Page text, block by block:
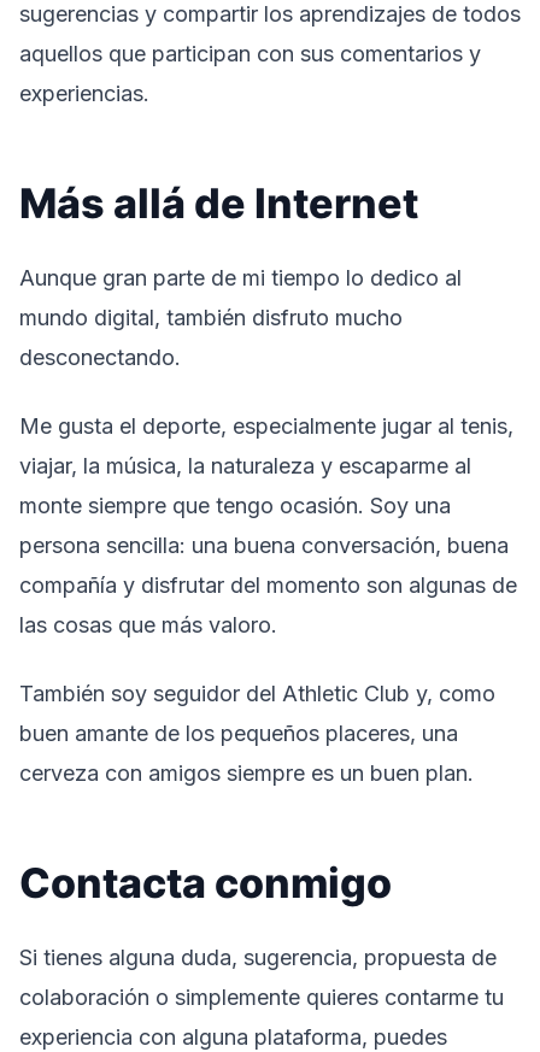
sugerencias y compartir los aprendizajes de todos
aquellos que participan con sus comentarios y
experiencias.
Más allá de Internet
Aunque gran parte de mi tiempo lo dedico al
mundo digital, también disfruto mucho
desconectando.
Me gusta el deporte, especialmente jugar al tenis,
viajar, la música, la naturaleza y escaparme al
monte siempre que tengo ocasión. Soy una
persona sencilla: una buena conversación, buena
compañía y disfrutar del momento son algunas de
las cosas que más valoro.
También soy seguidor del Athletic Club y, como
buen amante de los pequeños placeres, una
cerveza con amigos siempre es un buen plan.
Contacta conmigo
Si tienes alguna duda, sugerencia, propuesta de
colaboración o simplemente quieres contarme tu
experiencia con alguna plataforma, puedes